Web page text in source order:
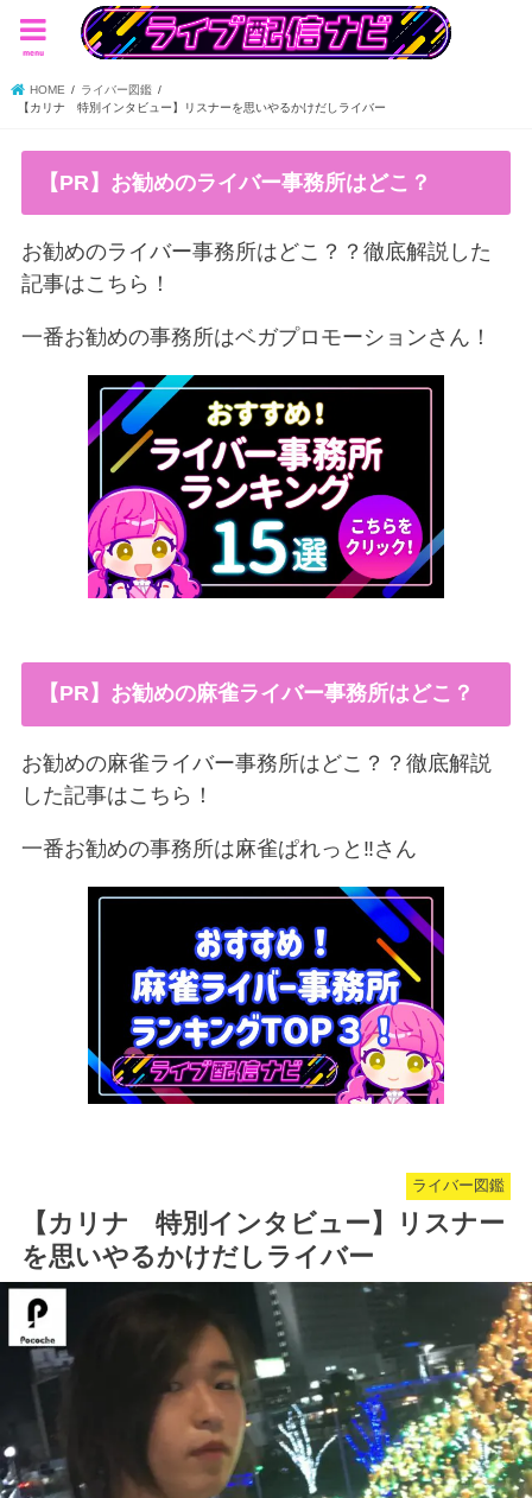
menu
HOME
ライバー図鑑
【カリナ 特別インタビュー】リスナーを思いやるかけだしライバー
【PR】お勧めのライバー事務所はどこ？
お勧めのライバー事務所はどこ？？徹底解説した
記事はこちら！
一番お勧めの事務所はベガプロモーションさん！
【PR】お勧めの麻雀ライバー事務所はどこ？
お勧めの麻雀ライバー事務所はどこ？？徹底解説
した記事はこちら！
一番お勧めの事務所は麻雀ぱれっと‼︎さん
ライバー図鑑
【カリナ 特別インタビュー】リスナー
を思いやるかけだしライバー